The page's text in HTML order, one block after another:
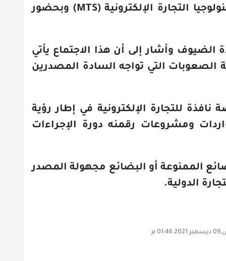
التجارة الإلكترونيةMTS)) وبحضور
الضيوف وأشار إلى أن هذا الاجتماع يأتي
الصعوبات التي تواجه السادة المصدرين
منصة نافذة للتجارة الإلكترونية في إطار رؤية
ومشروعات رقمنه دورة الإجراءات
الممنوعة أو البضائع مجهولة المصدر
الدولية.
م